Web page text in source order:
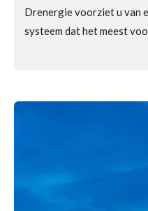
Drenergie voorziet u van
systeem dat het meest